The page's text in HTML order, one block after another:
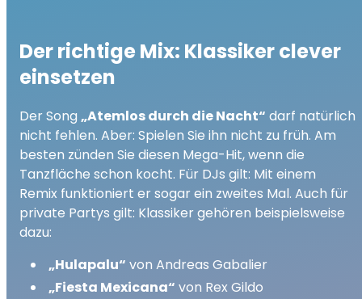
Der richtige Mix: Klassiker clever
einsetzen
Der Song „Atemlos durch die Nacht“ darf natürlich
nicht fehlen. Aber: Spielen Sie ihn nicht zu früh. Am
besten zünden Sie diesen Mega-Hit, wenn die
Tanzfläche schon kocht. Für DJs gilt: Mit einem
Remix funktioniert er sogar ein zweites Mal. Auch für
private Partys gilt: Klassiker gehören beispielsweise
dazu:
„Hulapalu“ von Andreas Gabalier
„Fiesta Mexicana“ von Rex Gildo